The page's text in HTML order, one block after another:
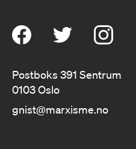
Postboks 391 Sentrum
0103 Oslo
gnist@marxisme.no